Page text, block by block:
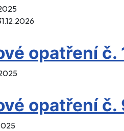
opatření č.
opatření